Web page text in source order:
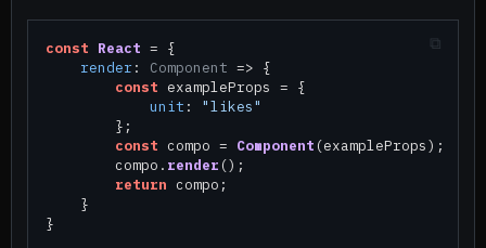
const React = {
render: Component => {
const exampleProps = {
unit : "likes"
        };
const compo = Component (exampleProps);
        compo.
render ();
return compo;
    }